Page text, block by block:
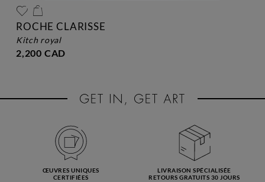
ROCHE CLARISSE
kitch royal
2,200 CAD
ŒUVRES UNIQUES
CERTIFIÉES
LIVRAISON SPÉCIALISÉE
RETOURS GRATUITS 30 JOURS